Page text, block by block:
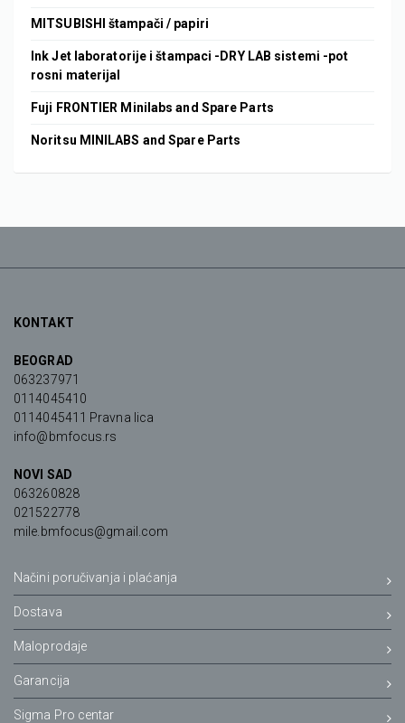
MITSUBISHI štampači / papiri
Ink Jet laboratorije i štampaci -DRY LAB sistemi -pot
rosni materijal
Fuji FRONTIER Minilabs and Spare Parts
Noritsu MINILABS and Spare Parts
KONTAKT
BEOGRAD
063237971
0114045410
0114045411 Pravna lica
info@bmfocus.rs
NOVI SAD
063260828
021522778
mile.bmfocus@gmail.com
Načini poručivanja i plaćanja
Dostava
Maloprodaje
Garancija
Sigma Pro centar